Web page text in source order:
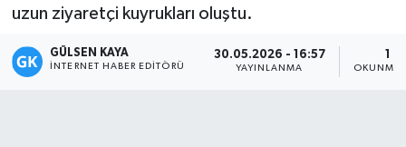
uzun ziyaretçi kuyrukları oluştu.
GÜLSEN KAYA
İNTERNET HABER EDITÖRÜ
30.05.2026 - 16:57
YAYINLANMA OKUNMA
Mersin Tarihi
Özel Haber